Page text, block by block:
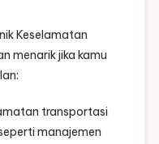
Keselamatan
menarik jika kamu
transportasi
manajemen